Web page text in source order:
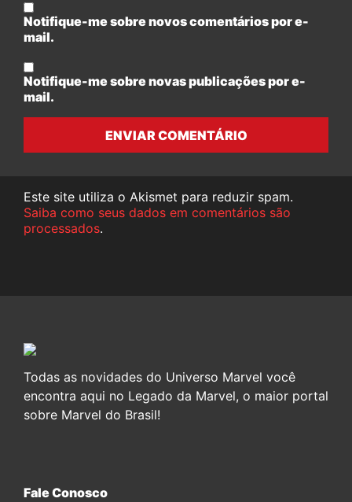
Notifique-me sobre novos comentários por e-
mail.
Notifique-me sobre novas publicações por e-
mail.
ENVIAR COMENTÁRIO
Este site utiliza o Akismet para reduzir spam.
Saiba como seus dados em comentários são
processados.
Todas as novidades do Universo Marvel você
encontra aqui no Legado da Marvel, o maior portal
sobre Marvel do Brasil!
Fale Conosco